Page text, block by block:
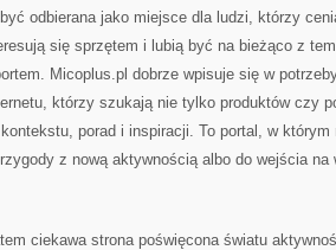
odbierana jako miejsce dla ludzi, którzy
się sprzętem i lubią być na bieżąco z
Micoplus.pl dobrze wpisuje się w
którzy szukają nie tylko produktów czy
porad i inspiracji. To portal, w
z nową aktywnością albo do wejścia
ciekawa strona poświęcona światu